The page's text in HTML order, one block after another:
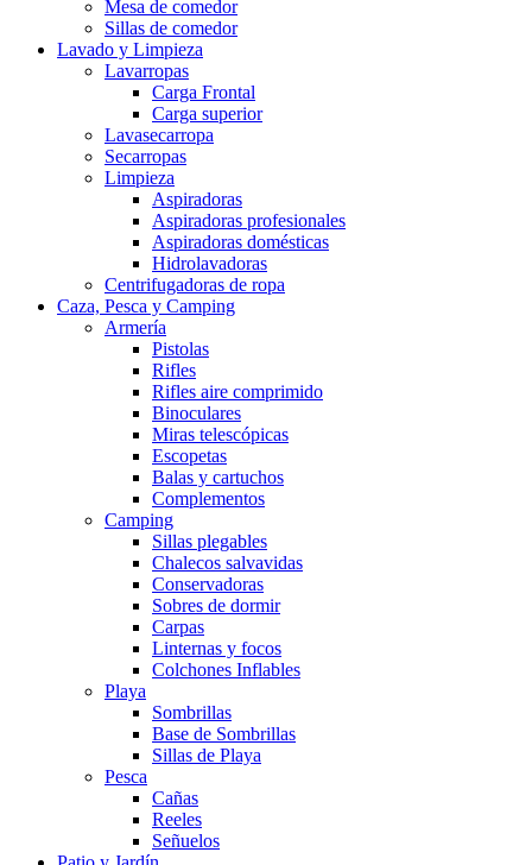
Mesa de comedor
Sillas de comedor
Lavado y Limpieza
Lavarropas
Carga Frontal
Carga superior
Lavasecarropa
Secarropas
Limpieza
Aspiradoras
Aspiradoras profesionales
Aspiradoras domésticas
Hidrolavadoras
Centrifugadoras de ropa
Caza, Pesca y Camping
Armería
Pistolas
Rifles
Rifles aire comprimido
Binoculares
Miras telescópicas
Escopetas
Balas y cartuchos
Complementos
Camping
Sillas plegables
Chalecos salvavidas
Conservadoras
Sobres de dormir
Carpas
Linternas y focos
Colchones Inflables
Playa
Sombrillas
Base de Sombrillas
Sillas de Playa
Pesca
Cañas
Reeles
Señuelos